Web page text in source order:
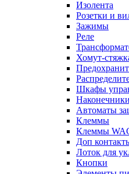
Изолента
Розетки и
Зажимы
Реле
Хомут-
Шкафы
Наконечники
Автоматы
Клеммы
Клеммы
Доп
Лоток для
Кнопки